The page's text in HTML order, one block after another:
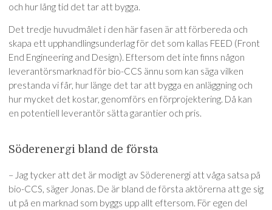
och hur lång tid det tar att bygga.
Det tredje huvudmålet i den här fasen är att förbereda och
skapa ett upphandlingsunderlag för det som kallas FEED (Front
End Engineering and Design). Eftersom det inte finns någon
leverantörsmarknad för bio-CCS ännu som kan säga vilken
prestanda vi får, hur länge det tar att bygga en anläggning och
hur mycket det kostar, genomförs en förprojektering. Då kan
en potentiell leverantör sätta garantier och pris.
Söderenergi bland de första
– Jag tycker att det är modigt av Söderenergi att våga satsa på
bio-CCS, säger Jonas. De är bland de första aktörerna att ge sig
ut på en marknad som byggs upp allt eftersom. För egen del